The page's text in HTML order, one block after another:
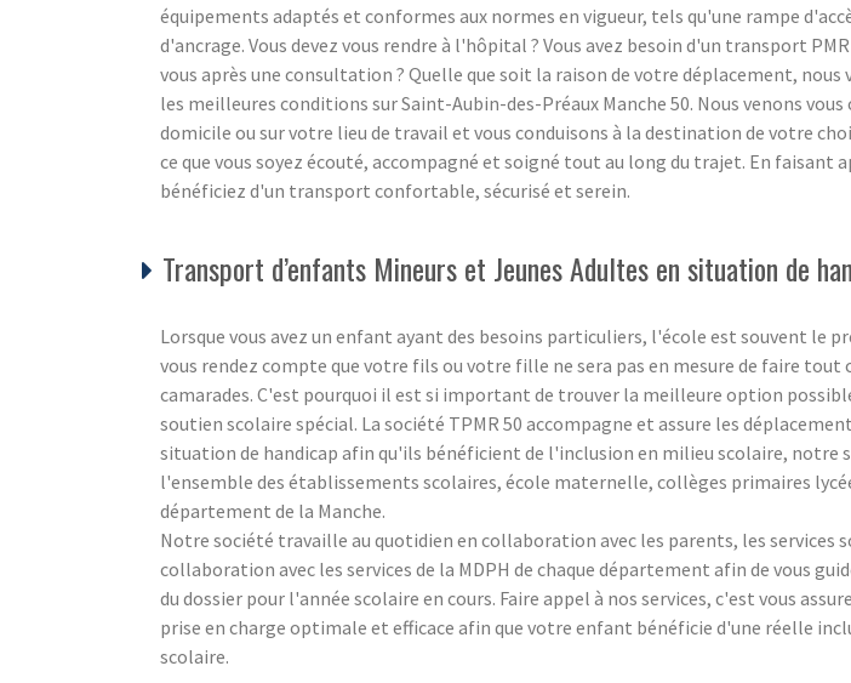
équipements adaptés et conformes aux normes en vigueur, tels qu'une rampe
d'ancrage. Vous devez vous rendre à l'hôpital ? Vous avez besoin d'un transport
vous après une consultation ? Quelle que soit la raison de votre déplacement, nous
les meilleures conditions sur Saint-Aubin-des-Préaux Manche 50. Nous venons
domicile ou sur votre lieu de travail et vous conduisons à la destination de votre
ce que vous soyez écouté, accompagné et soigné tout au long du trajet. En faisant
bénéficiez d'un transport confortable, sécurisé et serein.
Transport d’enfants Mineurs et Jeunes Adultes en situation de
Lorsque vous avez un enfant ayant des besoins particuliers, l'école est souvent le
vous rendez compte que votre fils ou votre fille ne sera pas en mesure de faire tout
camarades. C'est pourquoi il est si important de trouver la meilleure option
soutien scolaire spécial. La société TPMR 50 accompagne et assure les
situation de handicap afin qu'ils bénéficient de l'inclusion en milieu scolaire, notre
l'ensemble des établissements scolaires, école maternelle, collèges primaires
département de la Manche.
Notre société travaille au quotidien en collaboration avec les parents, les services
collaboration avec les services de la MDPH de chaque département afin de vous
du dossier pour l'année scolaire en cours. Faire appel à nos services, c'est vous
prise en charge optimale et efficace afin que votre enfant bénéficie d'une réelle
scolaire.